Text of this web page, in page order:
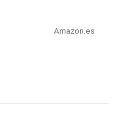
Amazon.es